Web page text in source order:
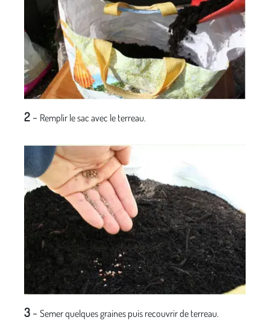
2- Remplir le sac avec le terreau.
3- Semer quelques graines puis recouvrir de terreau.